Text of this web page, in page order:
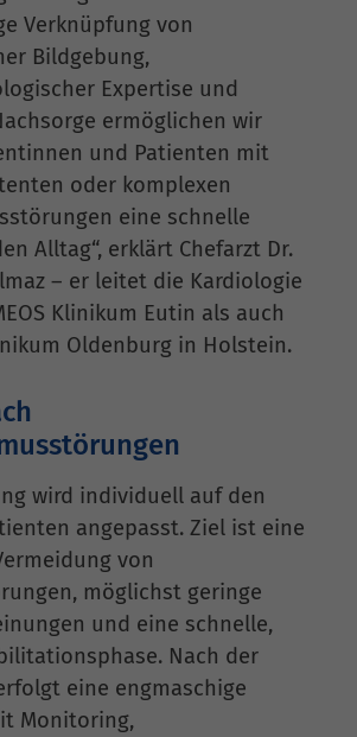
Verknüpfung von
Bildgebung,
Expertise und
ermöglichen wir
und Patienten mit
oder komplexen
eine schnelle
Alltag“, erklärt Chefarzt Dr.
– er leitet die Kardiologie
Klinikum Eutin als auch
Oldenburg in Holstein.
wird individuell auf den
angepasst. Ziel ist eine
von
möglichst geringe
und eine schnelle,
Nach der
eine engmaschige
Monitoring,